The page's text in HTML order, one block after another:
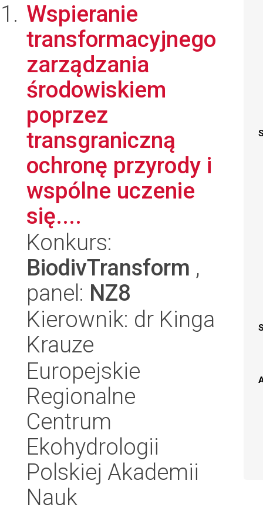
Wspieranie
transformacyjnego
zarządzania
środowiskiem
poprzez
transgraniczną
ochronę przyrody i
wspólne uczenie
się....
Konkurs:
BiodivTransform ,
panel: NZ8
Kierownik: dr Kinga
Krauze
Europejskie
Regionalne
Centrum
Ekohydrologii
Polskiej Akademii
Nauk